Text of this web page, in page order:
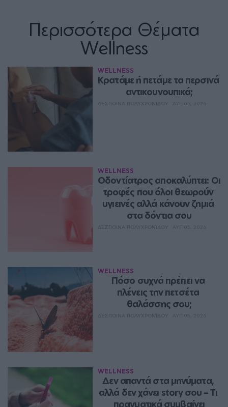
Περισσότερα Θέματα
Wellness
WELLNESS
Κρατάμε ή πετάμε τα περσινά
αντικουνουπικά;
WELLNESS
Οδοντίατρος αποκαλύπτει: Οι
τροφές που όλοι θεωρούν
υγιεινές αλλά κάνουν ζημιά
στα δόντια σου
WELLNESS
Πόσο συχνά πρέπει να
πλένεις την πετσέτα
θαλάσσης σου;
WELLNESS
Δεν απαντά στα μηνύματα,
αλλά δεν χάνει story σου – Τι
πραγματικά συμβαίνει